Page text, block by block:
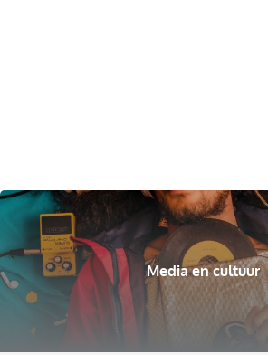
Media en cultuur